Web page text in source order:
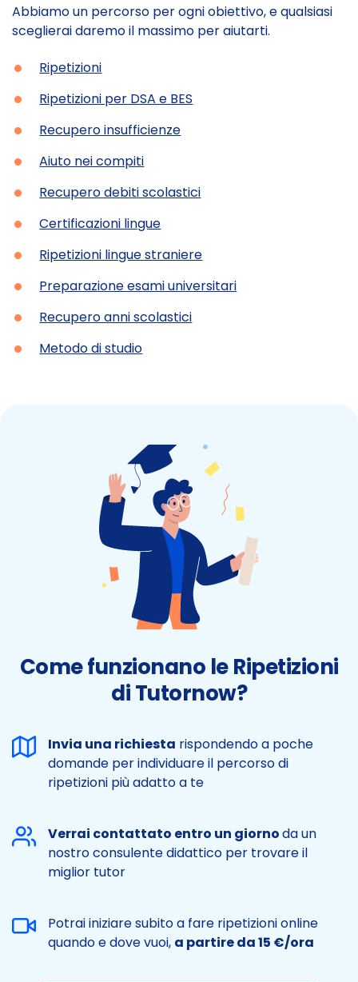
Abbiamo un percorso per ogni obiettivo, e qualsiasi
sceglierai daremo il massimo per aiutarti.
• Ripetizioni
• Ripetizioni per DSA e BES
• Recupero insufficienze
• Aiuto nei compiti
• Recupero debiti scolastici
• Certificazioni lingue
• Ripetizioni lingue straniere
• Preparazione esami universitari
• Recupero anni scolastici
• Metodo di studio
Come funzionano le Ripetizioni
di Tutornow?
Invia una richiesta rispondendo a poche
domande per individuare il percorso di
ripetizioni più adatto a te
Verrai contattato entro un giornoda un
nostro consulente didattico per trovare il
miglior tutor
Potrai iniziare subito a fare ripetizioni online
quando e dove vuoi, a partire da 15 €/ora